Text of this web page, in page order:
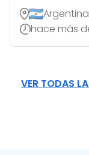
hace más
VER TODAS